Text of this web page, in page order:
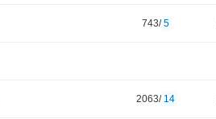
743/ 5
2063/ 14